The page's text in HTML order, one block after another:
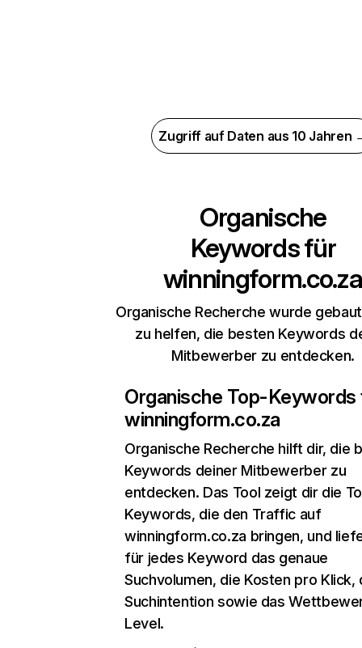
Zugriff auf Daten aus 10 Jahren
Organische
Keywords für
winningform.co.za
Organische Recherche wurde
zu helfen, die besten Keywords
Mitbewerber zu entdecken.
Organische Top-Keywords
winningform.co.za
Organische Recherche hilft dir, die
Keywords deiner Mitbewerber zu
entdecken. Das Tool zeigt dir die
Keywords, die den Traffic auf
winningform.co.za bringen, und
für jedes Keyword das genaue
Suchvolumen, die Kosten pro Klick,
Suchintention sowie das
Level.